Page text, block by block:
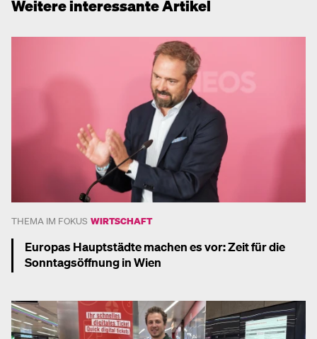
Weitere interessante Artikel
THEMA IM FOKUS WIRTSCHAFT
Europas Hauptstädte machen es vor: Zeit für die
Sonntagsöffnung in Wien